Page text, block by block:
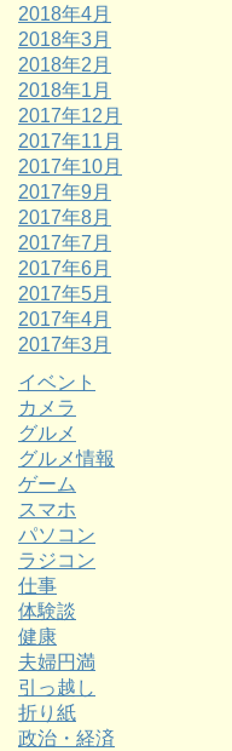
2018年4月
2018年3月
2018年2月
2018年1月
2017年12月
2017年11月
2017年10月
2017年9月
2017年8月
2017年7月
2017年6月
2017年5月
2017年4月
2017年3月
イベント
カメラ
グルメ
グルメ情報
ゲーム
スマホ
パソコン
ラジコン
仕事
体験談
健康
夫婦円満
引っ越し
折り紙
政治・経済